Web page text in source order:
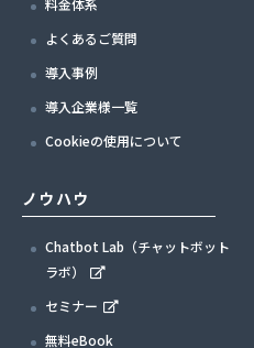
よくあるご質問
導入事例
導入企業様一覧
Cookieの使用について
ノウハウ
Chatbot Lab（チャットボット
ラボ）
セミナー
無料eBook